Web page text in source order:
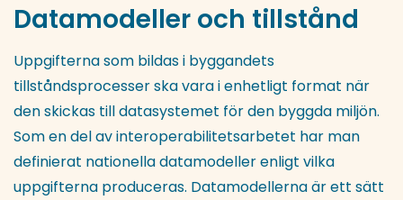
Datamodeller och tillstånd
Uppgifterna som bildas i byggandets
tillståndsprocesser ska vara i enhetligt format när
den skickas till datasystemet för den byggda miljön.
Som en del av interoperabilitetsarbetet har man
definierat nationella datamodeller enligt vilka
uppgifterna produceras. Datamodellerna är ett sätt